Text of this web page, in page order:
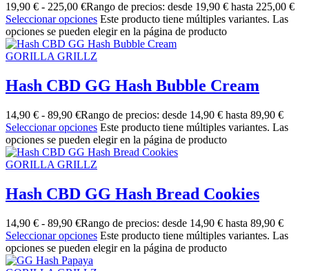
19,90 € - 225,00 €Rango de precios: desde 19,90 € hasta 225,00 €
Seleccionar opciones Este producto tiene múltiples variantes. Las
opciones se pueden elegir en la página de producto
GORILLA GRILLZ
Hash CBD GG Hash Bubble Cream
14,90 € - 89,90 €Rango de precios: desde 14,90 € hasta 89,90 €
Seleccionar opciones Este producto tiene múltiples variantes. Las
opciones se pueden elegir en la página de producto
GORILLA GRILLZ
Hash CBD GG Hash Bread Cookies
14,90 € - 89,90 €Rango de precios: desde 14,90 € hasta 89,90 €
Seleccionar opciones Este producto tiene múltiples variantes. Las
opciones se pueden elegir en la página de producto